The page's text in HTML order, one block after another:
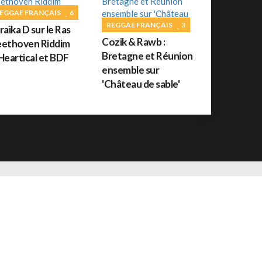
des festivals reggae : JUILLET 2026
56
du jour : War de Bob Marley
FRANÇAIS 6
D sur le Ras
Riddim
et BDF
REGGAE FRANÇAIS 3
Cozik & Rawb :
Bretagne et Réunion
ensemble sur
'Château de sable'